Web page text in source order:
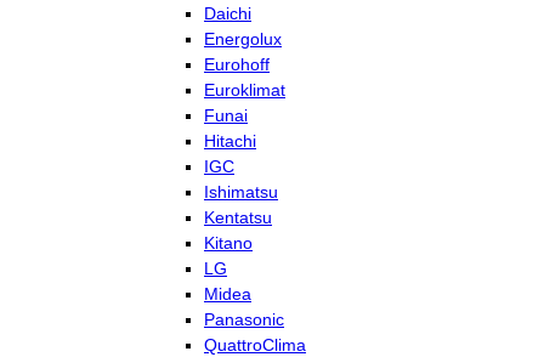
Daichi
Energolux
Eurohoff
Euroklimat
Funai
Hitachi
IGC
Ishimatsu
Kentatsu
Kitano
LG
Midea
Panasonic
QuattroClima